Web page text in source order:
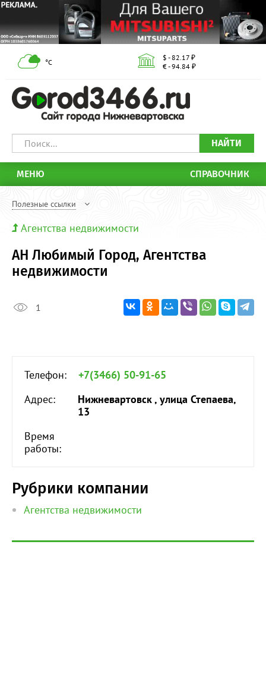
°С
$ - 82.17 ₽
€ - 94.84 ₽
НАЙТИ
МЕНЮ СПРАВОЧНИК
Полезные ссылки
Агентства недвижимости
АН Любимый Город, Агентства
недвижимости
1
Телефон:
+7(3466) 50-91-65
Адрес:
Нижневартовск , улица Степаева,
13
Время
работы:
Рубрики компании
Агентства недвижимости